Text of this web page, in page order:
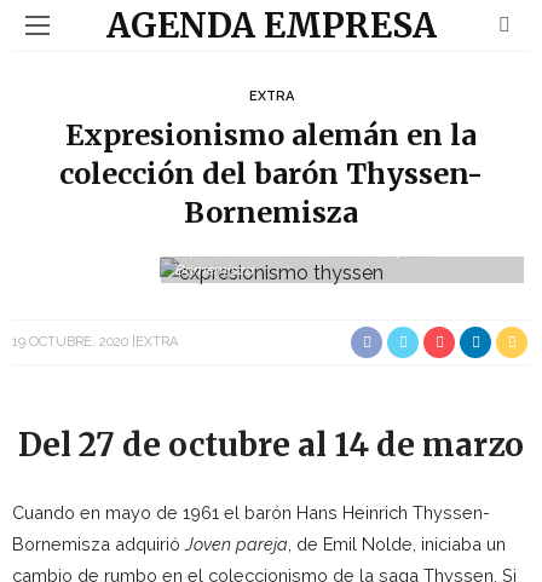
AGENDA EMPRESA
EXTRA
Expresionismo alemán en la
colección del barón Thyssen-
Bornemisza
Erich Heckel. Casa en Dangast (La casa blanca),
Bornemisza
19 OCTUBRE, 2020 EXTRA
Del 27 de octubre al 14 de marzo
Cuando en mayo de 1961 el barón Hans Heinrich Thyssen-
Bornemisza adquirió Joven pareja , de Emil Nolde, iniciaba un
cambio de rumbo en el coleccionismo de la saga Thyssen. Si